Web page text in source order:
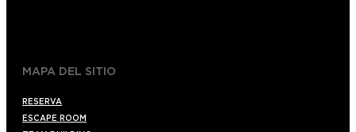
MAPA DEL SITIO
RESERVA
ESCAPE ROOM